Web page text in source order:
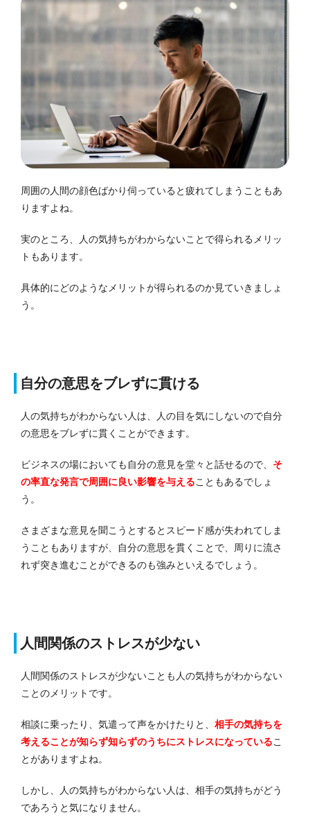
周囲の人間の顔色ばかり伺っていると疲れてしまうこともあ
りますよね。
実のところ、人の気持ちがわからないことで得られるメリッ
トもあります。
具体的にどのようなメリットが得られるのか見ていきましょ
う。
自分の意思をブレずに貫ける
人の気持ちがわからない人は、人の目を気にしないので自分
の意思をブレずに貫くことができます。
ビジネスの場においても自分の意見を堂々と話せるので、 そ
の率直な発言で周囲に良い影響を与えることもあるでしょ
う。
さまざまな意見を聞こうとするとスピード感が失われてしま
うこともありますが、自分の意思を貫くことで、周りに流さ
れず突き進むことができるのも強みといえるでしょう。
人間関係のストレスが少ない
人間関係のストレスが少ないことも人の気持ちがわからない
ことのメリットです。
相談に乗ったり、気遣って声をかけたりと、 相手の気持ちを
考えることが知らず知らずのうちにストレスになっているこ
とがありますよね。
しかし、人の気持ちがわからない人は、相手の気持ちがどう
であろうと気になりません。